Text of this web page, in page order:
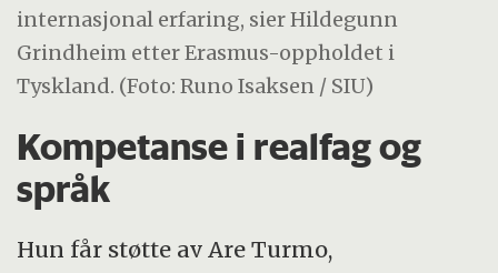
internasjonal erfaring, sier Hildegunn
Grindheim etter Erasmus-oppholdet i
Tyskland. (Foto: Runo Isaksen / SIU)
Kompetanse i realfag og
språk
Hun får støtte av Are Turmo,